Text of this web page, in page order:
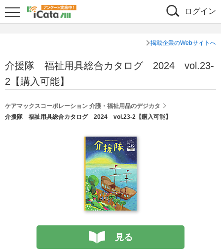
ログイン
掲載企業のWebサイトへ
介援隊 福祉用具総合カタログ 2024 vol.23-
2【購入可能】
ケアマックスコーポレーション 介護・福祉用品のデジカタ
介援隊 福祉用具総合カタログ 2024 vol.23-2【購入可能】
見る